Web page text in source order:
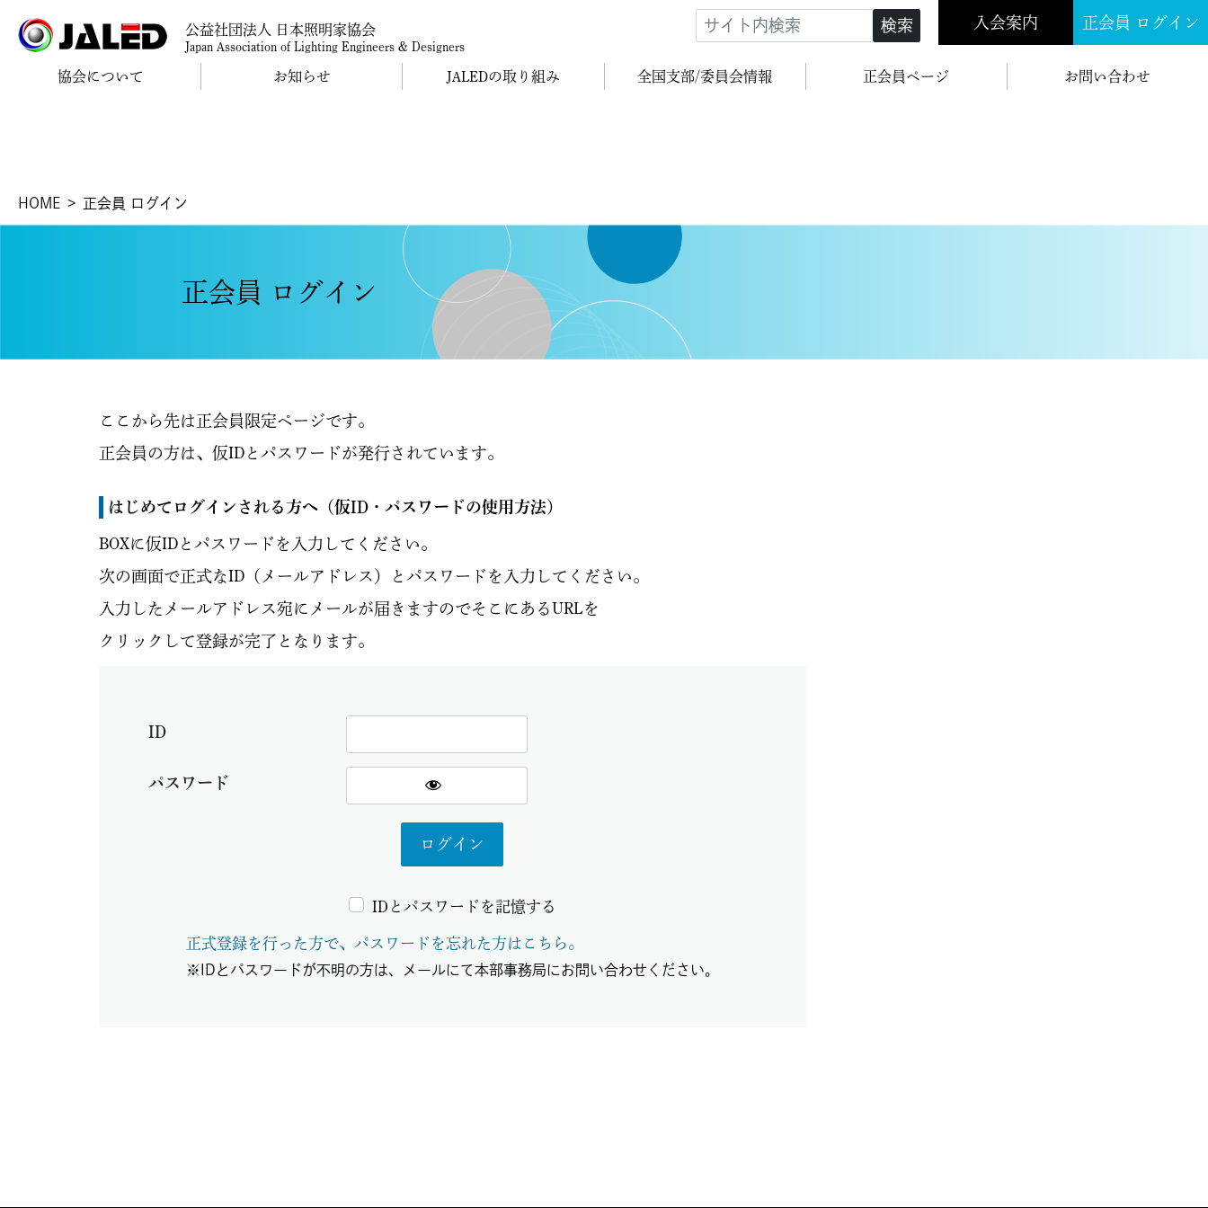
公益社団法人 日本照明家協会
Japan Association of Lighting Engineers & Designers
検索 入会案内 正会員 ログイン
協会について お知らせ JALEDの取り組み 全国支部/委員会情報 正会員ページ お問い合わせ
HOME 正会員 ログイン
正会員 ログイン
ここから先は正会員限定ページです。
正会員の方は、仮IDとパスワードが発行されています。
はじめてログインされる方へ（仮ID・パスワードの使用方法）
BOXに仮IDとパスワードを入力してください。
次の画面で正式なID（メールアドレス）とパスワードを入力してください。
入力したメールアドレス宛にメールが届きますのでそこにあるURLを
クリックして登録が完了となります。
ID
パスワード
IDとパスワードを記憶する
正式登録を行った方で、パスワードを忘れた方はこちら。
※IDとパスワードが不明の方は、メールにて本部事務局にお問い合わせください。